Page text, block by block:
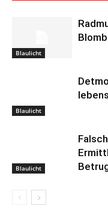
Blaulicht
Blaulicht
Blaulicht